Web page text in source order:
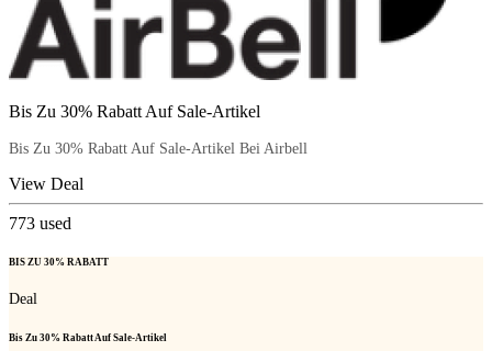
Bis Zu 30% Rabatt Auf Sale-Artikel
Bis Zu 30% Rabatt Auf Sale-Artikel Bei Airbell
View Deal
773 used
BIS ZU 30% RABATT
Deal
Bis Zu 30% Rabatt Auf Sale-Artikel